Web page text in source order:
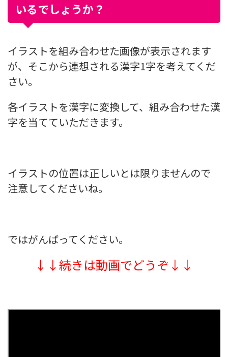
いるでしょうか？
イラストを組み合わせた画像が表示されます
が、そこから連想される漢字1字を考えてくだ
さい。
各イラストを漢字に変換して、組み合わせた漢
字を当てていただきます。
イラストの位置は正しいとは限りませんので
注意してくださいね。
ではがんばってください。
↓↓続きは動画でどうぞ↓↓